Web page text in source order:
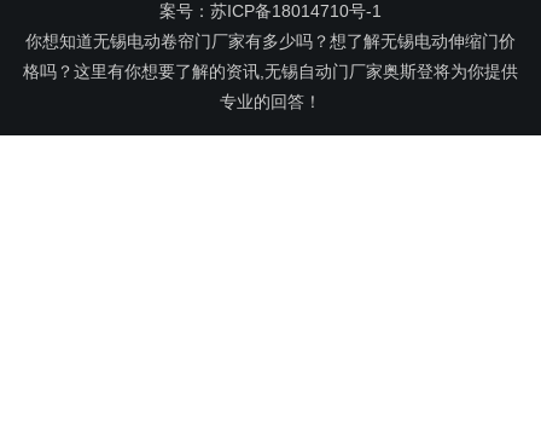
案号： 苏ICP备18014710号-1
你想知道无锡电动卷帘门厂家有多少吗？想了解无锡电动伸缩门价
格吗？这里有你想要了解的资讯,无锡自动门厂家奥斯登将为你提供
专业的回答！